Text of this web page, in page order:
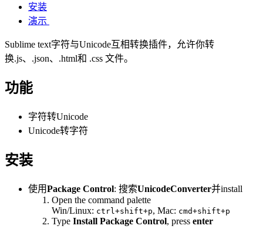
安装
演示
Sublime text字符与Unicode互相转换插件，允许你转
换.js、.json、.html和 .css 文件。
功能
字符转Unicode
Unicode转字符
安装
使用Package Control: 搜索UnicodeConverter并install
Open the command palette
Win/Linux: ctrl+shift+p, Mac: cmd+shift+p
Type Install Package Control, press enter